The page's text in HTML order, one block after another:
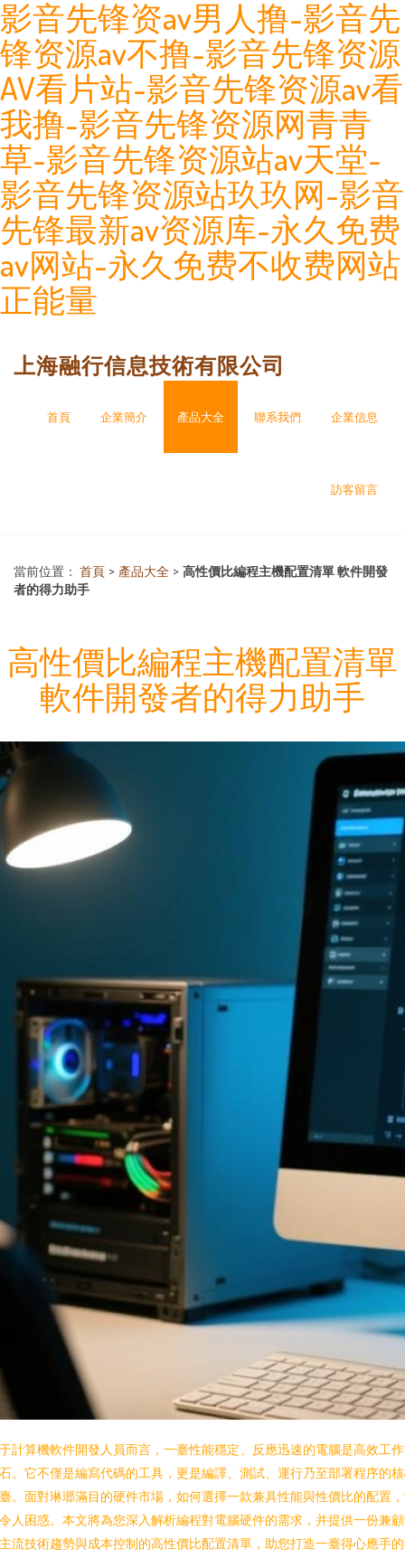
影音先锋资av男人撸-影音先
锋资源av不撸-影音先锋资源
AV看片站-影音先锋资源av看
我撸-影音先锋资源网青青
草-影音先锋资源站av天堂-
影音先锋资源站玖玖网-影音
先锋最新av资源库-永久免费
av网站-永久免费不收费网站
正能量
上海融行信息技術有限公司
首頁 企業簡介 產品大全 聯系我們 企業信息
訪客留言
當前位置： 首頁 > 產品大全 > 高性價比編程主機配置清單 軟件開發
者的得力助手
高性價比編程主機配置清單
軟件開發者的得力助手
計算機軟件開發人員而言，一臺性能穩定、反應迅速的電腦是高效工
。它不僅是編寫代碼的工具，更是編譯、測試、運行乃至部署程序的
。面對琳瑯滿目的硬件市場，如何選擇一款兼具性能與性價比的配置
人困惑。本文將為您深入解析編程對電腦硬件的需求，并提供一份兼
流技術趨勢與成本控制的高性價比配置清單，助您打造一臺得心應手